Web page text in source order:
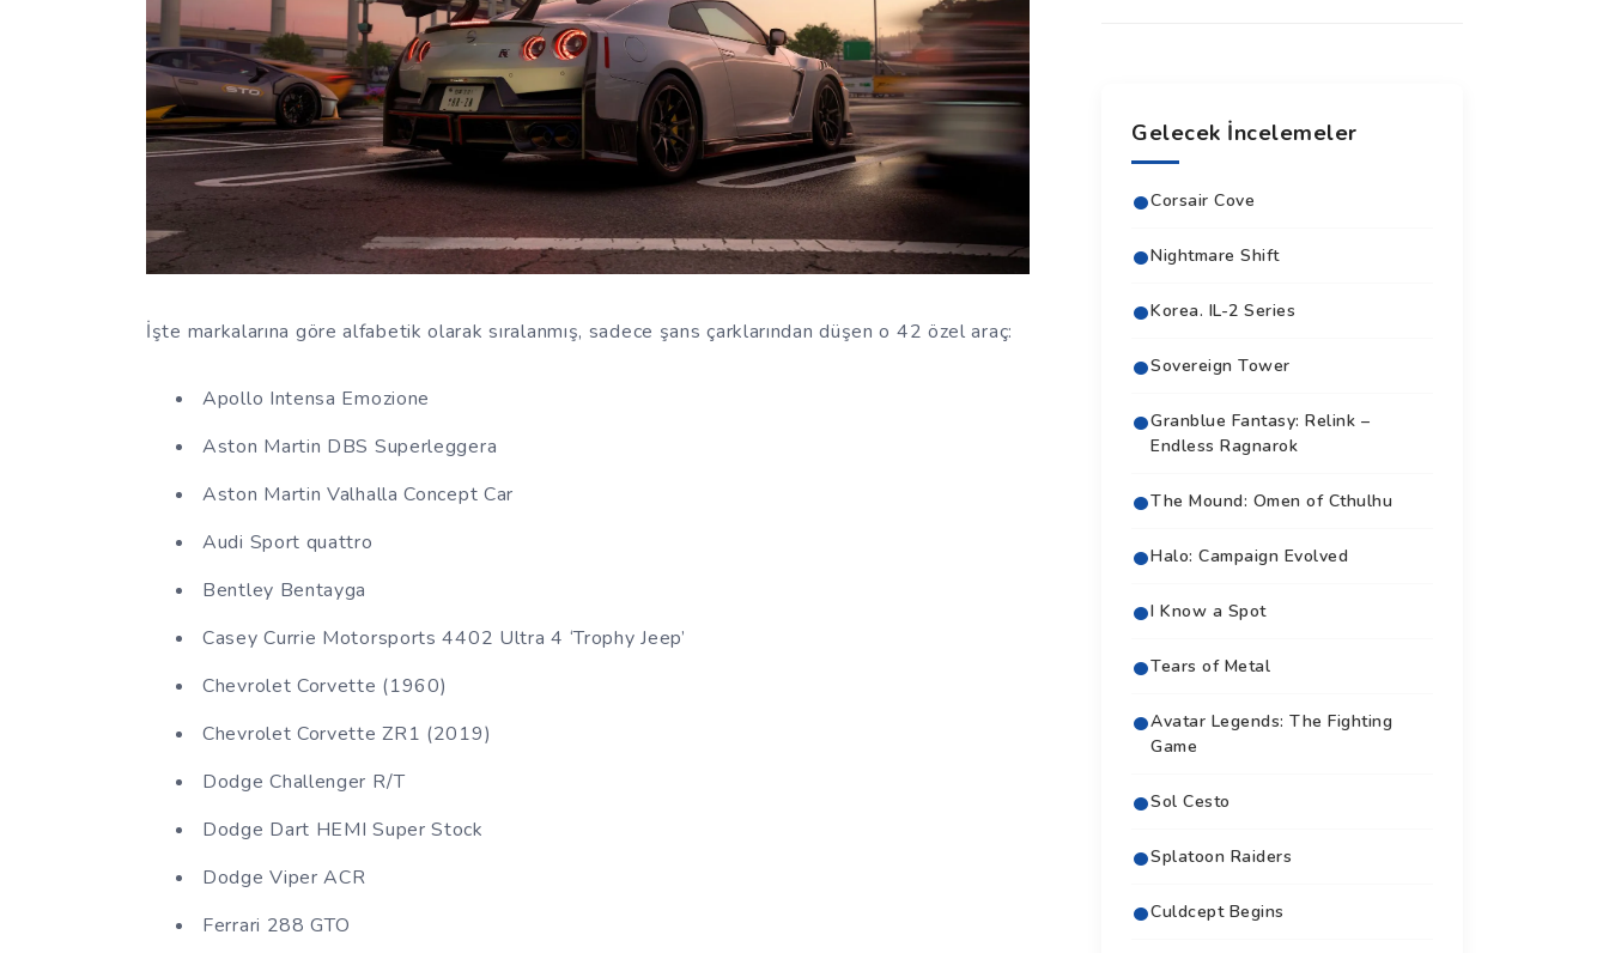
İşte markalarına göre alfabetik olarak sıralanmış, sadece şans çarklarından düşen o 42 özel araç:
Apollo Intensa Emozione
Aston Martin DBS Superleggera
Aston Martin Valhalla Concept Car
Audi Sport quattro
Bentley Bentayga
Casey Currie Motorsports 4402 Ultra 4 ‘Trophy Jeep’
Chevrolet Corvette (1960)
Chevrolet Corvette ZR1 (2019)
Dodge Challenger R/T
Dodge Dart HEMI Super Stock
Dodge Viper ACR
Ferrari 288 GTO
Gelecek İncelemeler
Corsair Cove
Nightmare Shift
Korea. IL-2 Series
Sovereign Tower
Granblue Fantasy: Relink –
Endless Ragnarok
The Mound: Omen of Cthulhu
Halo: Campaign Evolved
I Know a Spot
Tears of Metal
Avatar Legends: The Fighting
Game
Sol Cesto
Splatoon Raiders
Culdcept Begins